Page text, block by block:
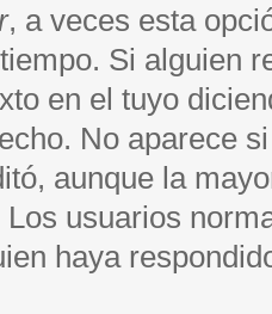
, a veces esta
Si alguien
en el tuyo
No aparece
aunque la
usuarios
haya